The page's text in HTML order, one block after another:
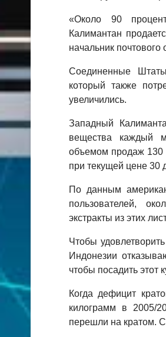
«Около 90
Калимантан
начальник
Соединенные
который также
увеличились.
Западный
вещества каждый
объемом продаж 130
при текущей цене 30
По данным
пользователей,
экстракты из этих
Чтобы
Индонезии
чтобы посадить этот
Когда дефицит
килограмм в 2005/
перешли на кратом.